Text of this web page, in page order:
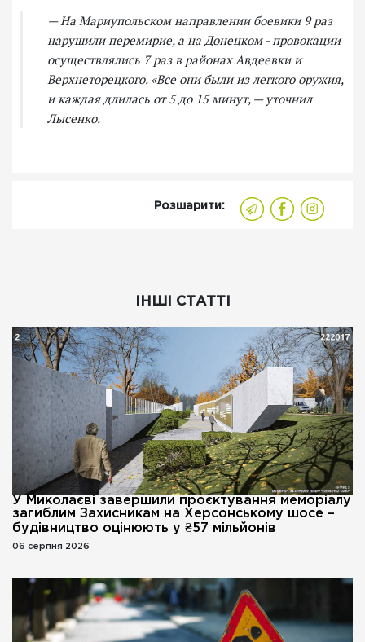
— На Мариупольском направлении боевики 9 раз
нарушили перемирие, а на Донецком - провокации
осуществлялись 7 раз в районах Авдеевки и
Верхнеторецкого. «Все они были из легкого оружия,
и каждая длилась от 5 до 15 минут, — уточнил
Лысенко.
Розшарити:
ІНШІ СТАТТІ
У Миколаєві завершили проєктування меморіалу
загиблим Захисникам на Херсонському шосе –
будівництво оцінюють у ₴57 мільйонів
06 серпня 2026